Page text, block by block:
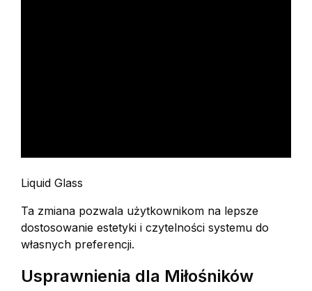
Liquid Glass
Ta zmiana pozwala użytkownikom na lepsze
dostosowanie estetyki i czytelności systemu do
własnych preferencji.
Usprawnienia dla Miłośników